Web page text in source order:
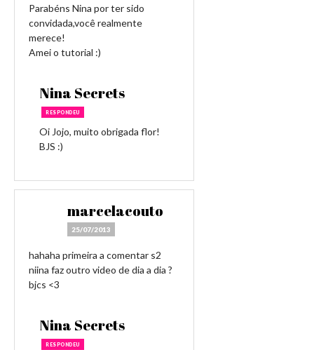
Parabéns Nina por ter sido
convidada,você realmente
merece!
Amei o tutorial :)
Nina Secrets
RESPONDEU
Oi Jojo, muito obrigada flor!
BJS :)
marcelacouto
25/07/2013
hahaha primeira a comentar s2
niina faz outro video de dia a dia ?
bjcs <3
Nina Secrets
RESPONDEU